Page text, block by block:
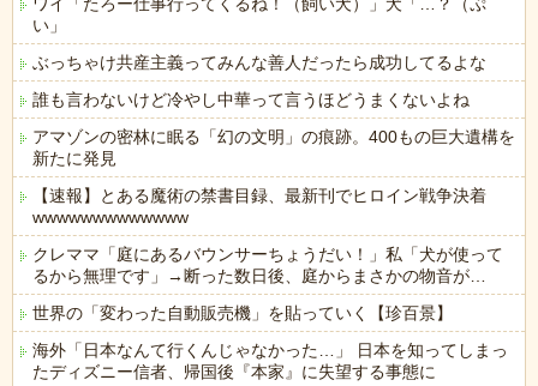
ワイ「たろー仕事行ってくるね！（飼い犬）」犬「…？（ぷ
い」
ぶっちゃけ共産主義ってみんな善人だったら成功してるよな
誰も言わないけど冷やし中華って言うほどうまくないよね
アマゾンの密林に眠る「幻の文明」の痕跡。400もの巨大遺構を
新たに発見
【速報】とある魔術の禁書目録、最新刊でヒロイン戦争決着
wwwwwwwwwwwww
クレママ「庭にあるバウンサーちょうだい！」私「犬が使って
るから無理です」→断った数日後、庭からまさかの物音が…
世界の「変わった自動販売機」を貼っていく【珍百景】
海外「日本なんて行くんじゃなかった…」 日本を知ってしまっ
たディズニー信者、帰国後『本家』に失望する事態に